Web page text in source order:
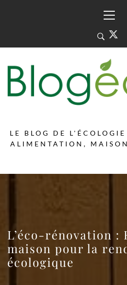
Menu
LE BLOG DE
ALIMENTATION,
L’éco-rénovation :
maison pour la
écologique